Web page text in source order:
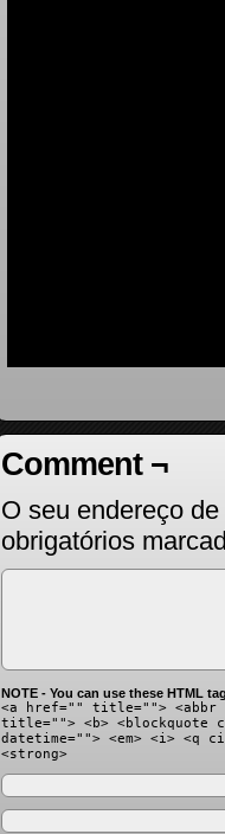
Comment ¬
O seu endereço
obrigatórios
NOTE - You can use these HTML
<a href="" title=""> <abbr
title=""> <b> <blockquote
datetime=""> <em> <i> <q
<strong>